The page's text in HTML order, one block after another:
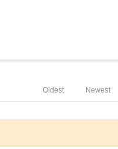
Newest
Oldest